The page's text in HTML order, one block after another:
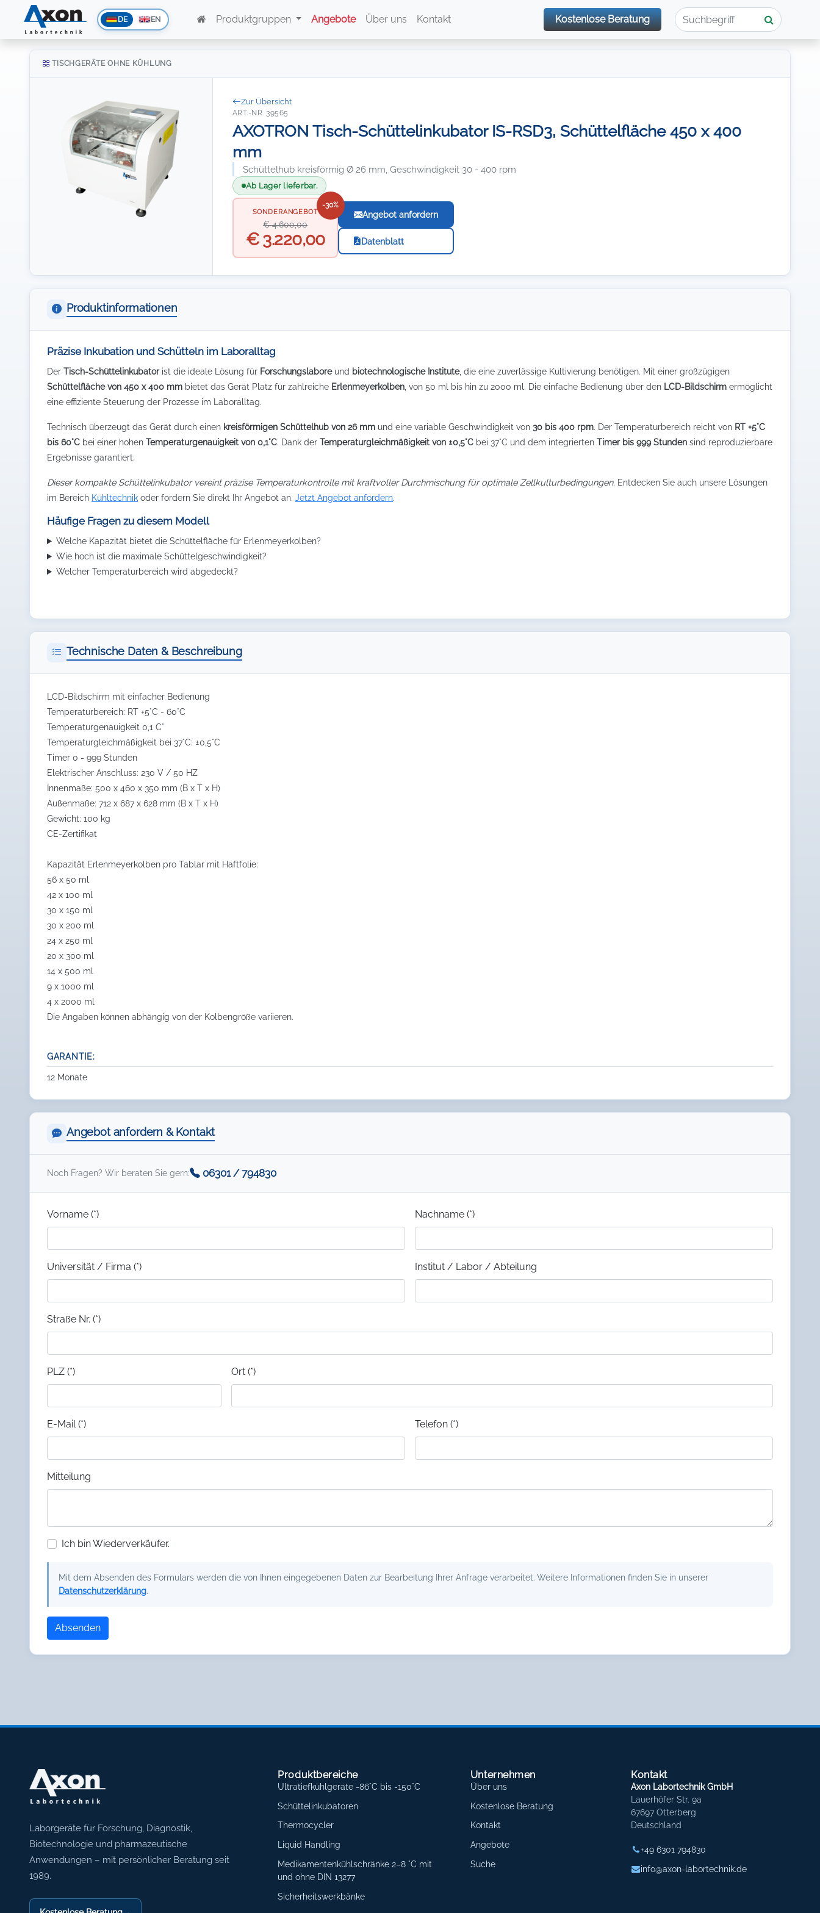
DE EN Produktgruppen Angebote Über uns Kontakt Kostenlose Beratung
TISCHGERÄTE OHNE KÜHLUNG
Zur Übersicht
ART.-NR. 39565
AXOTRON Tisch-Schüttelinkubator IS-RSD3, Schüttelfläche 450 x 400
mm
Schüttelhub kreisförmig Ø 26 mm, Geschwindigkeit 30 - 400 rpm
Ab Lager lieferbar.
-30%
SONDERANGEBOT
€ 4.600,00
€ 3.220,00
Angebot anfordern
Datenblatt
Produktinformationen
Präzise Inkubation und Schütteln im Laboralltag
Der Tisch-Schüttelinkubatorist die ideale Lösung für Forschungslaboreund biotechnologische Institute, die eine zuverlässige Kultivierung benötigen. Mit einer großzügigen
Schüttelfläche von 450 x 400 mm bietet das Gerät Platz für zahlreiche Erlenmeyerkolben , von 50 ml bis hin zu 2000 ml. Die einfache Bedienung über den LCD-Bildschirm ermöglicht
eine effiziente Steuerung der Prozesse im Laboralltag.
Technisch überzeugt das Gerät durch einen kreisförmigen Schüttelhub von 26 mm und eine variable Geschwindigkeit von 30 bis 400 rpm. Der Temperaturbereich reicht von RT +5°C
bis 60°C bei einer hohen Temperaturgenauigkeit von 0,1°C. Dank der Temperaturgleichmäßigkeit von ±0,5°C bei 37°C und dem integrierten Timer bis 999 Stunden sind reproduzierbare
Ergebnisse garantiert.
Dieser kompakte Schüttelinkubator vereint präzise Temperaturkontrolle mit kraftvoller Durchmischung für optimale Zellkulturbedingungen. Entdecken Sie auch unsere Lösungen
im Bereich Kühltechnik oder fordern Sie direkt Ihr Angebot an. Jetzt Angebot anfordern.
Häufige Fragen zu diesem Modell
Welche Kapazität bietet die Schüttelfläche für Erlenmeyerkolben?
Wie hoch ist die maximale Schüttelgeschwindigkeit?
Welcher Temperaturbereich wird abgedeckt?
Technische Daten & Beschreibung
LCD-Bildschirm mit einfacher Bedienung
Temperaturbereich: RT +5°C - 60°C
Temperaturgenauigkeit 0,1 C°
Temperaturgleichmäßigkeit bei 37°C: ±0,5°C
Timer 0 - 999 Stunden
Elektrischer Anschluss: 230 V / 50 HZ
Innenmaße: 500 x 460 x 350 mm (B x T x H)
Außenmaße: 712 x 687 x 628 mm (B x T x H)
Gewicht: 100 kg
CE-Zertifikat
Kapazität Erlenmeyerkolben pro Tablar mit Haftfolie:
56 x 50 ml
42 x 100 ml
30 x 150 ml
30 x 200 ml
24 x 250 ml
20 x 300 ml
14 x 500 ml
9 x 1000 ml
4 x 2000 ml
Die Angaben können abhängig von der Kolbengröße variieren.
GARANTIE:
12 Monate
Angebot anfordern & Kontakt
Noch Fragen? Wir beraten Sie gern: 06301 / 794830
Vorname (*) Nachname (*)
Universität / Firma (*) Institut / Labor / Abteilung
Straße Nr. (*)
PLZ (*) Ort (*)
E-Mail (*) Telefon (*)
Mitteilung
Ich bin Wiederverkäufer.
Mit dem Absenden des Formulars werden die von Ihnen eingegebenen Daten zur Bearbeitung Ihrer Anfrage verarbeitet. Weitere Informationen finden Sie in unserer
Datenschutzerklärung.
Absenden
Axon Labortechnik
Laborgeräte für Forschung, Diagnostik,
Biotechnologie und pharmazeutische
Anwendungen – mit persönlicher Beratung seit
1989.
Produktbereiche
Ultratiefkühlgeräte -86°C bis -150°C
Schüttelinkubatoren
Thermocycler
Liquid Handling
Medikamentenkühlschränke 2–8 °C mit
und ohne DIN 13277
Sicherheitswerkbänke
Unternehmen
Über uns
Kostenlose Beratung
Kontakt
Angebote
Suche
Kontakt
Axon Labortechnik GmbH
Lauerhöfer Str. 9a
67697 Otterberg
Deutschland
+49 6301 794830
info@axon-labortechnik.de